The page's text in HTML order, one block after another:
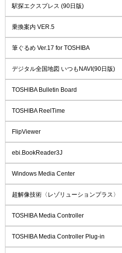
駅探エクスプレス (90日版)
乗換案内 VER.5
筆ぐるめ Ver.17 for TOSHIBA
デジタル全国地図 いつもNAVI(90日版)
TOSHIBA Bulletin Board
TOSHIBA ReelTime
FlipViewer
ebi.BookReader3J
Windows Media Center
超解像技術〈レゾリューションプラス〉
TOSHIBA Media Controller
TOSHIBA Media Controller Plug-in